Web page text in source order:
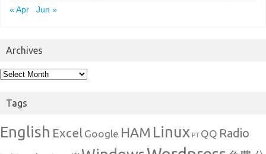
« Apr
Jun »
Archives
Archives
Tags
English Excel Google HAM Linux PT QQ Radio